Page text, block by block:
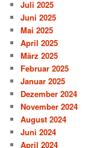
Juli 2025
Juni 2025
Mai 2025
April 2025
März 2025
Februar 2025
Januar 2025
Dezember 2024
November 2024
August 2024
Juni 2024
April 2024